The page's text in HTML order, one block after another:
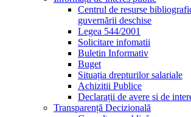
Centrul de resurse
guvernării deschise
Legea 544/2001
Solicitare infomatii
Buletin Informativ
Buget
Situația drepturilor salariale
Achizitii Publice
Declarații de avere si de
Transparență Decizională